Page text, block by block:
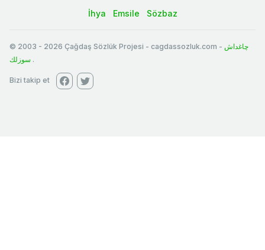
İhya Emsile Sözbaz
© 2003 - 2026 Çağdaş Sözlük Projesi - cagdassozluk.com - چاغداش
سوزلك .
Bizi takip et